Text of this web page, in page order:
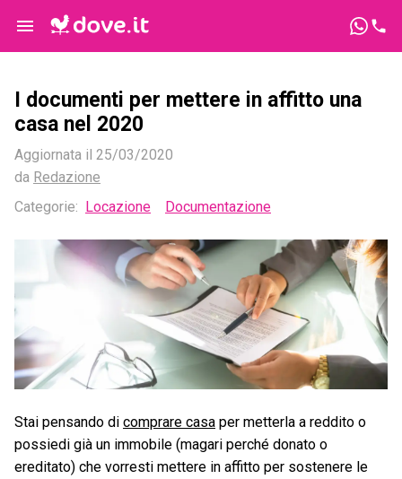
I documenti per mettere in affitto una
casa nel 2020
Aggiornata il 25/03/2020
da Redazione
Categorie: Locazione Documentazione
Stai pensando di comprare casa per metterla a reddito o
possiedi già un immobile (magari perché donato o
ereditato) che vorresti mettere in affitto per sostenere le